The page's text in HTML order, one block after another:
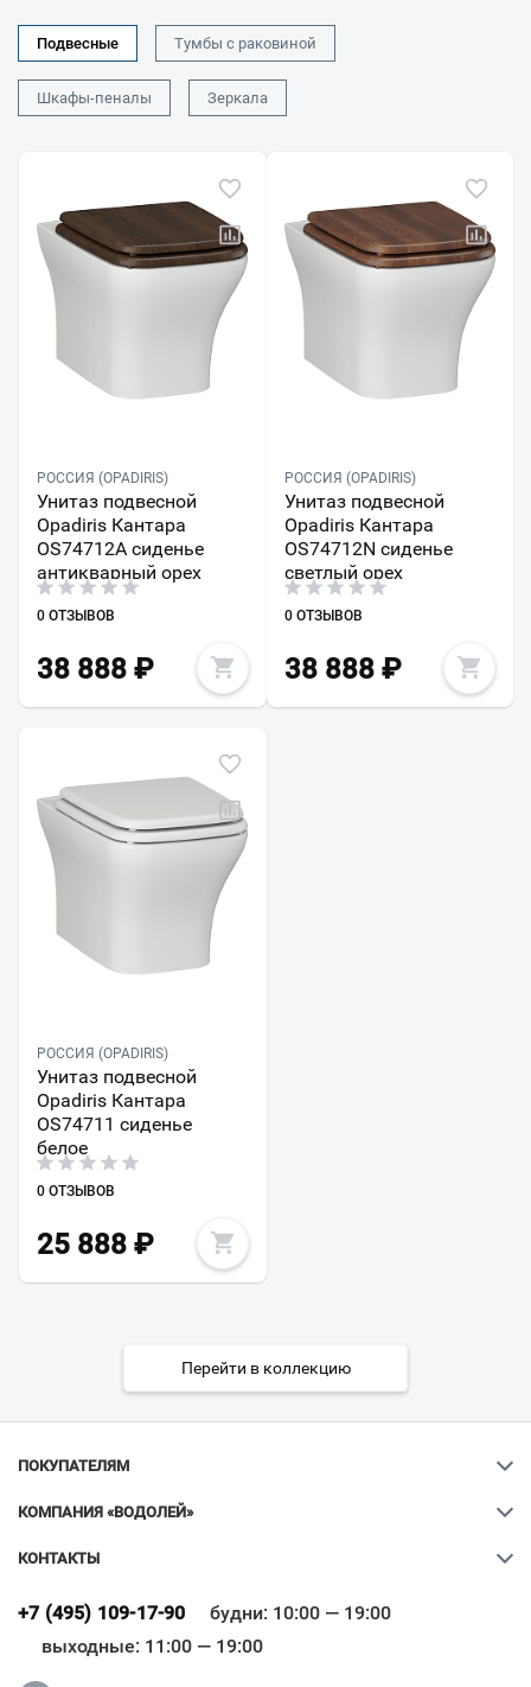
Подвесные Тумбы с раковиной
Шкафы-пеналы Зеркала
РОССИЯ (OPADIRIS)
Унитаз подвесной
Opadiris Кантара
OS74712A сиденье
антикварный орех
0 ОТЗЫВОВ
38 888 ₽
РОССИЯ (OPADIRIS)
Унитаз подвесной
Opadiris Кантара
OS74712N сиденье
светлый орех
0 ОТЗЫВОВ
38 888₽
РОССИЯ (OPADIRIS)
Унитаз подвесной
Opadiris Кантара
OS74711 сиденье
белое
0 ОТЗЫВОВ
25 888 ₽
Перейти в коллекцию
ПОКУПАТЕЛЯМ
КОМПАНИЯ «ВОДОЛЕЙ»
КОНТАКТЫ
+7 (495) 109-17-90
будни: 10:00 — 19:00
выходные: 11:00 — 19:00
Всё верно